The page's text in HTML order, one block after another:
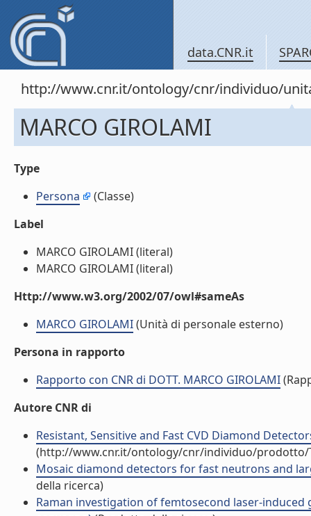
data.CNR.it
http://www.cnr.it/ontology/cnr/individuo/
MARCO GIROLAMI
Type
Persona
(Classe)
Label
MARCO GIROLAMI (literal)
MARCO GIROLAMI (literal)
Http://www.w3.org/2002/07/owl#sameAs
MARCO GIROLAMI(Unità di personale esterno)
Persona in rapporto
Rapporto con CNR di DOTT. MARCO GIROLAMI
Autore CNR di
Resistant, Sensitive and Fast CVD Diamond
(http://www.cnr.it/ontology/cnr/individuo/prodotto/
Mosaic diamond detectors for fast neutrons and
della ricerca)
Raman investigation of femtosecond laser-